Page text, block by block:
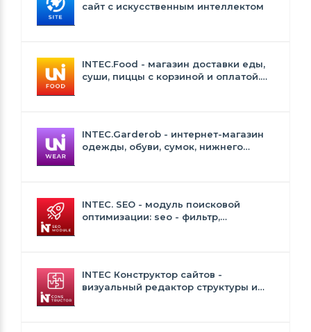
сайт с искусственным интеллектом
INTEC.Food - магазин доставки еды,
суши, пиццы с корзиной и оплатой.
INTEC.Garderob - интернет-магазин
одежды, обуви, сумок, нижнего
INTEC. SEO - модуль поисковой
оптимизации: seo - фильтр,
INTEC Конструктор сайтов -
визуальный редактор структуры и